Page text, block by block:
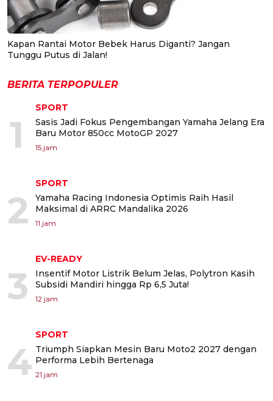
Kapan Rantai Motor Bebek Harus Diganti? Jangan
Tunggu Putus di Jalan!
BERITA TERPOPULER
1
SPORT
Sasis Jadi Fokus Pengembangan Yamaha Jelang Era
Baru Motor 850cc MotoGP 2027
15 jam
2
SPORT
Yamaha Racing Indonesia Optimis Raih Hasil
Maksimal di ARRC Mandalika 2026
11 jam
3
EV-READY
Insentif Motor Listrik Belum Jelas, Polytron Kasih
Subsidi Mandiri hingga Rp 6,5 Juta!
12 jam
4
SPORT
Triumph Siapkan Mesin Baru Moto2 2027 dengan
Performa Lebih Bertenaga
21 jam